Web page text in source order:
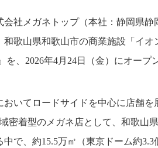
社メガネトップ（本社：静岡県静
歌山県和歌山市の商業施設「イオ
を、2026年4月24日（金）にオープ
いてロードサイドを中心に店舗を
密着型のメガネ店として、和歌山
で、約15.5万㎡（東京ドーム約3.3